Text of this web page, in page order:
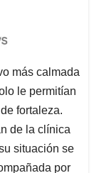
más calmada
le permitían
fortaleza.
de la clínica
situación se
por